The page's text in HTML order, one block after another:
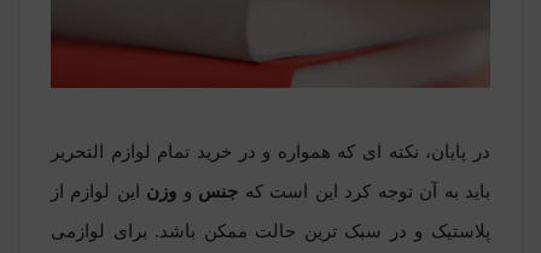
در پایان، نکته ای که همواره و در خرید تمام لوازم التحریر
باید به آن توجه کرد این است که جنس و وزن این لوازم از
پلاستیک و در سبک ترین حالت ممکن باشد. برای لوازمی